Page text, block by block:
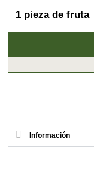
1 pieza de fruta
Información